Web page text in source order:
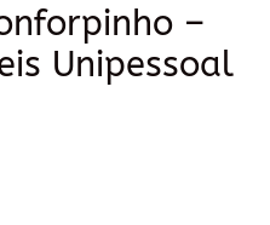
–
Unipessoal